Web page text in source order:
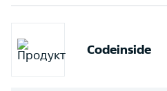
Codeinside